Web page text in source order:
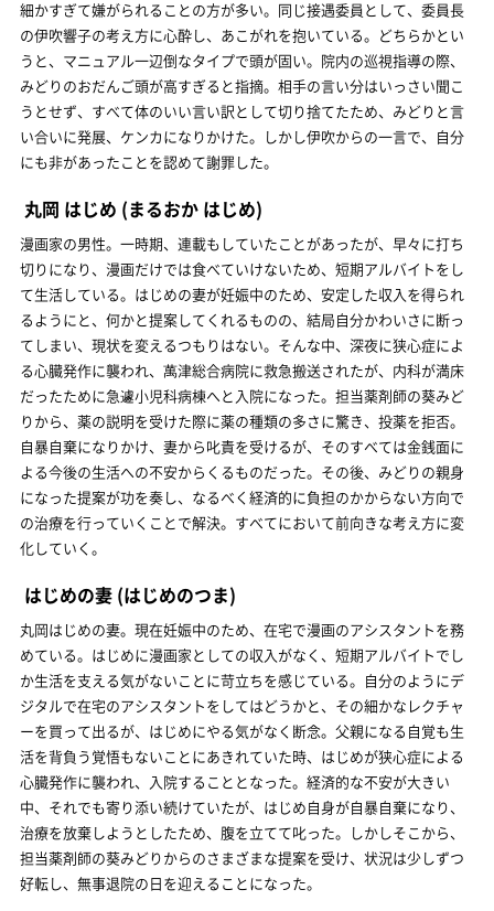
細かすぎて嫌がられることの方が多い。同じ接遇委員として、委員長
の伊吹響子の考え方に心酔し、あこがれを抱いている。どちらかとい
うと、マニュアル一辺倒なタイプで頭が固い。院内の巡視指導の際、
みどりのおだんご頭が高すぎると指摘。相手の言い分はいっさい聞こ
うとせず、すべて体のいい言い訳として切り捨てたため、みどりと言
い合いに発展、ケンカになりかけた。しかし伊吹からの一言で、自分
にも非があったことを認めて謝罪した。
丸岡 はじめ (まるおか はじめ)
漫画家の男性。一時期、連載もしていたことがあったが、早々に打ち
切りになり、漫画だけでは食べていけないため、短期アルバイトをし
て生活している。はじめの妻が妊娠中のため、安定した収入を得られ
るようにと、何かと提案してくれるものの、結局自分かわいさに断っ
てしまい、現状を変えるつもりはない。そんな中、深夜に狭心症によ
る心臓発作に襲われ、萬津総合病院に救急搬送されたが、内科が満床
だったために急遽小児科病棟へと入院になった。担当薬剤師の葵みど
りから、薬の説明を受けた際に薬の種類の多さに驚き、投薬を拒否。
自暴自棄になりかけ、妻から叱責を受けるが、そのすべては金銭面に
よる今後の生活への不安からくるものだった。その後、みどりの親身
になった提案が功を奏し、なるべく経済的に負担のかからない方向で
の治療を行っていくことで解決。すべてにおいて前向きな考え方に変
化していく。
はじめの妻 (はじめのつま)
丸岡はじめの妻。現在妊娠中のため、在宅で漫画のアシスタントを務
めている。はじめに漫画家としての収入がなく、短期アルバイトでし
か生活を支える気がないことに苛立ちを感じている。自分のようにデ
ジタルで在宅のアシスタントをしてはどうかと、その細かなレクチャ
ーを買って出るが、はじめにやる気がなく断念。父親になる自覚も生
活を背負う覚悟もないことにあきれていた時、はじめが狭心症による
心臓発作に襲われ、入院することとなった。経済的な不安が大きい
中、それでも寄り添い続けていたが、はじめ自身が自暴自棄になり、
治療を放棄しようとしたため、腹を立てて叱った。しかしそこから、
担当薬剤師の葵みどりからのさまざまな提案を受け、状況は少しずつ
好転し、無事退院の日を迎えることになった。